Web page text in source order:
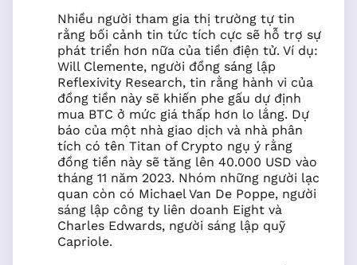
Nhiều người tham gia thị trường tự tin
rằng bối cảnh tin tức tích cực sẽ hỗ trợ sự
phát triển hơn nữa của tiền điện tử. Ví dụ:
Will Clemente, người đồng sáng lập
Reflexivity Research, tin rằng hành vi của
đồng tiền này sẽ khiến phe gấu dự định
mua BTC ở mức giá thấp hơn lo lắng. Dự
báo của một nhà giao dịch và nhà phân
tích có tên Titan of Crypto ngụ ý rằng
đồng tiền này sẽ tăng lên 40.000 USD vào
tháng 11 năm 2023. Nhóm những người lạc
quan còn có Michael Van De Poppe, người
sáng lập công ty liên doanh Eight và
Charles Edwards, người sáng lập quỹ
Capriole.